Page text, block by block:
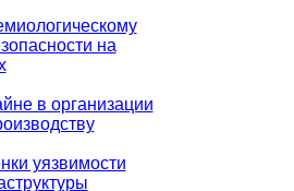
на
в организации
уязвимости